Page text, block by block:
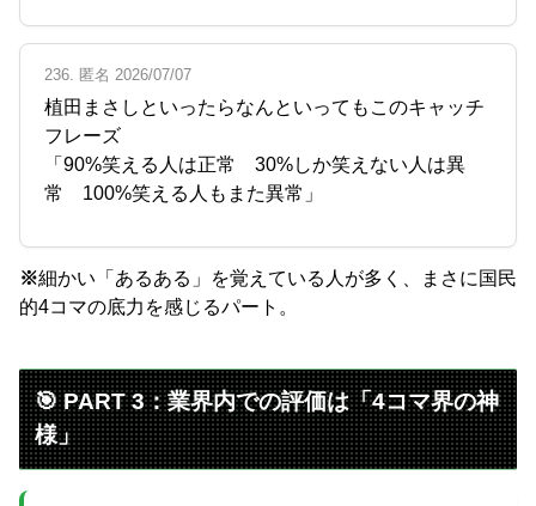
236. 匿名 2026/07/07
植田まさしといったらなんといってもこのキャッチ
フレーズ
「90%笑える人は正常 30%しか笑えない人は異
常 100%笑える人もまた異常」
※細かい「あるある」を覚えている人が多く、まさに国民
的4コマの底力を感じるパート。
🎯 PART 3：業界内での評価は「4コマ界の神
様」